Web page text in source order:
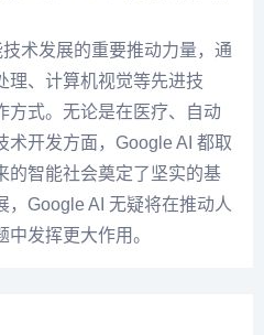
术发展的重要推动力量，通
理、计算机视觉等先进技
方式。无论是在医疗、自动
术开发方面，Google AI 都取
的智能社会奠定了坚实的基
，Google AI 无疑将在推动人
发挥更大作用。